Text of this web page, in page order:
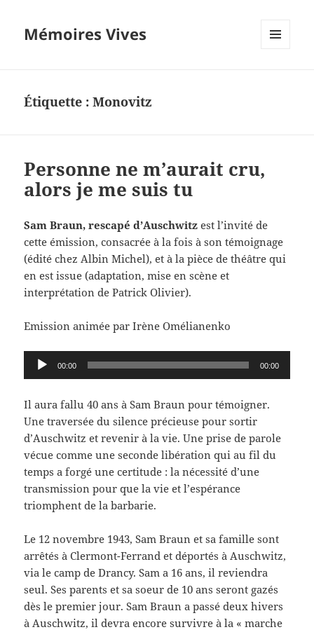
Mémoires Vives
Étiquette :Monovitz
Personne ne m’aurait cru,
alors je me suis tu
Sam Braun, rescapé d’Auschwitz est l’invité de
cette émission, consacrée à la fois à son témoignage
(édité chez Albin Michel), et à la pièce de théâtre qui
en est issue (adaptation, mise en scène et
interprétation de Patrick Olivier).
Emission animée par Irène Omélianenko
Lecteur
audio
00:00 00:00
Il aura fallu 40 ans à Sam Braun pour témoigner.
Une traversée du silence précieuse pour sortir
d’Auschwitz et revenir à la vie. Une prise de parole
vécue comme une seconde libération qui au fil du
temps a forgé une certitude : la nécessité d’une
transmission pour que la vie et l’espérance
triomphent de la barbarie.
Le 12 novembre 1943, Sam Braun et sa famille sont
arrêtés à Clermont-Ferrand et déportés à Auschwitz,
via le camp de Drancy. Sam a 16 ans, il reviendra
seul. Ses parents et sa soeur de 10 ans seront gazés
dès le premier jour. Sam Braun a passé deux hivers
à Auschwitz, il devra encore survivre à la « marche